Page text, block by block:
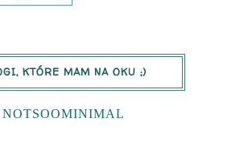
KTÓRE MAM NA OKU ;)
NOTSOOMINIMAL